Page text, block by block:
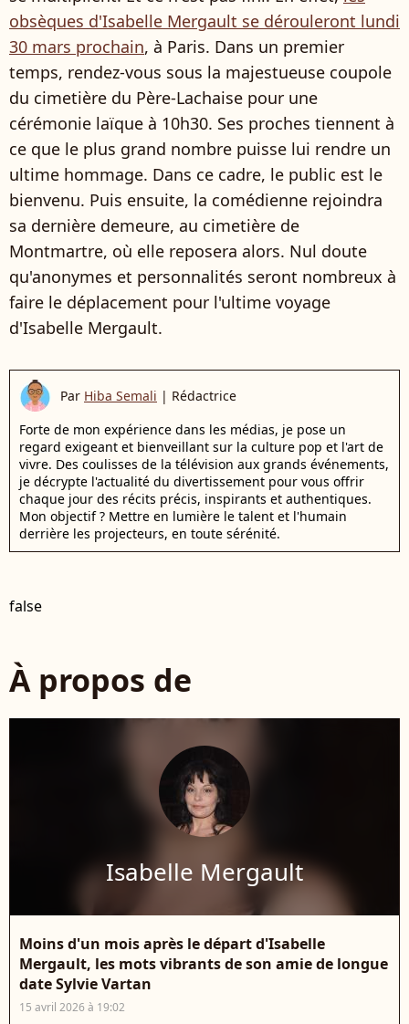
obsèques d'Isabelle Mergault se dérouleront lundi
30 mars prochain, à Paris. Dans un premier
temps, rendez-vous sous la majestueuse coupole
du cimetière du Père-Lachaise pour une
cérémonie laïque à 10h30. Ses proches tiennent à
ce que le plus grand nombre puisse lui rendre un
ultime hommage. Dans ce cadre, le public est le
bienvenu. Puis ensuite, la comédienne rejoindra
sa dernière demeure, au cimetière de
Montmartre, où elle reposera alors. Nul doute
qu'anonymes et personnalités seront nombreux à
faire le déplacement pour l'ultime voyage
d'Isabelle Mergault.
Par Hiba Semali | Rédactrice
Forte de mon expérience dans les médias, je pose un
regard exigeant et bienveillant sur la culture pop et l'art de
vivre. Des coulisses de la télévision aux grands événements,
je décrypte l'actualité du divertissement pour vous offrir
chaque jour des récits précis, inspirants et authentiques.
Mon objectif ? Mettre en lumière le talent et l'humain
derrière les projecteurs, en toute sérénité.
false
À propos de
Isabelle Mergault
Moins d'un mois après le départ d'Isabelle
Mergault, les mots vibrants de son amie de longue
date Sylvie Vartan
15 avril 2026 à 19:02